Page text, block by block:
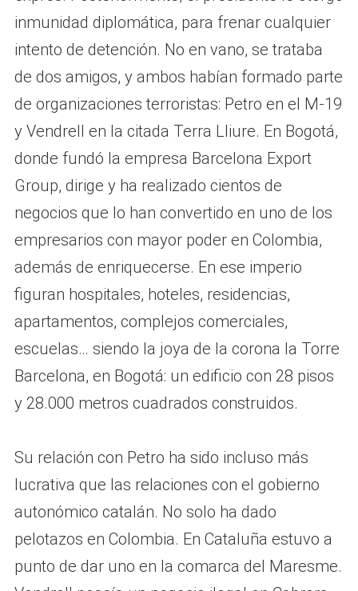
inmunidad diplomática, para frenar cualquier
intento de detención. No en vano, se trataba
de dos amigos, y ambos habían formado parte
de organizaciones terroristas: Petro en el M-19
y Vendrell en la citada Terra Lliure. En Bogotá,
donde fundó la empresa Barcelona Export
Group, dirige y ha realizado cientos de
negocios que lo han convertido en uno de los
empresarios con mayor poder en Colombia,
además de enriquecerse. En ese imperio
figuran hospitales, hoteles, residencias,
apartamentos, complejos comerciales,
escuelas… siendo la joya de la corona la Torre
Barcelona, en Bogotá: un edificio con 28 pisos
y 28.000 metros cuadrados construidos.
Su relación con Petro ha sido incluso más
lucrativa que las relaciones con el gobierno
autonómico catalán. No solo ha dado
pelotazos en Colombia. En Cataluña estuvo a
punto de dar uno en la comarca del Maresme.